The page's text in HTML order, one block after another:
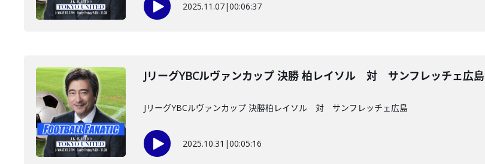
2025.11.07|00:06:37
JリーグYBCルヴァンカップ 決勝 柏レイソル 対 サンフレッチェ広島
JリーグYBCルヴァンカップ 決勝柏レイソル 対 サンフレッチェ広島
2025.10.31 |00:05:16